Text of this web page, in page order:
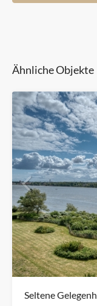
Ähnliche Objekte